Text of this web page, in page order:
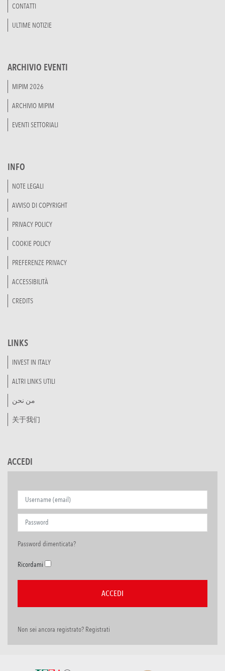
CONTATTI
ULTIME NOTIZIE
ARCHIVIO EVENTI
MIPIM 2026
ARCHIVIO MIPIM
EVENTI SETTORIALI
INFO
NOTE LEGALI
AVVISO DI COPYRIGHT
PRIVACY POLICY
COOKIE POLICY
PREFERENZE PRIVACY
ACCESSIBILITÀ
CREDITS
LINKS
INVEST IN ITALY
ALTRI LINKS UTILI
من نحن
关于我们
ACCEDI
Password dimenticata?
Ricordami
Non sei ancora registrato? Registrati